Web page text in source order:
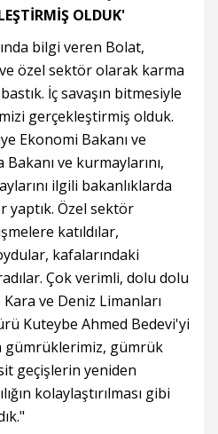
OLDUK'
bilgi veren Bolat,
özel sektör olarak karma
İç savaşın bitmesiyle
gerçekleştirmiş olduk.
Ekonomi Bakanı ve
Bakanı ve kurmaylarını,
ilgili bakanlıklarda
yaptık. Özel sektör
katıldılar,
kafalarındaki
Çok verimli, dolu dolu
ve Deniz Limanları
Kuteybe Ahmed Bedevi'yi
gümrüklerimiz, gümrük
geçişlerin yeniden
kolaylaştırılması gibi